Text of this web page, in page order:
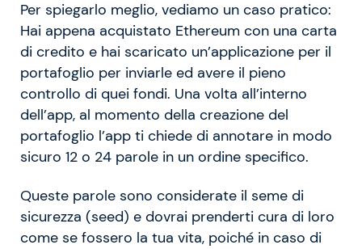
Per spiegarlo meglio, vediamo un caso pratico:
Hai appena acquistato Ethereum con una carta
di credito e hai scaricato un’applicazione per il
portafoglio per inviarle ed avere il pieno
controllo di quei fondi. Una volta all’interno
dell’app, al momento della creazione del
portafoglio l’app ti chiede di annotare in modo
sicuro 12 o 24 parole in un ordine specifico.
Queste parole sono considerate il seme di
sicurezza (seed) e dovrai prenderti cura di loro
come se fossero la tua vita, poiché in caso di